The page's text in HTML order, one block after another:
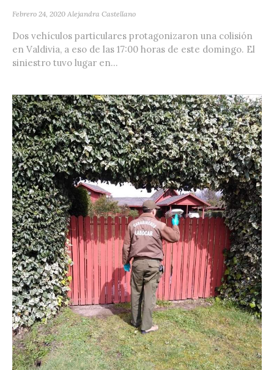
Febrero 24, 2020 Alejandra Castellano
Dos vehículos particulares protagonizaron una colisión
en Valdivia, a eso de las 17:00 horas de este domingo. El
siniestro tuvo lugar en...